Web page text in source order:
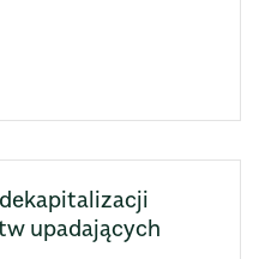
upadających